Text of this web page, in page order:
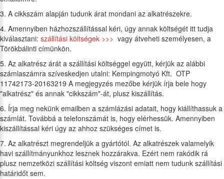
3. A cikkszám alapján tudunk árat mondani az alkatrészekre.
4. Amennyiben házhozszállítással kéri, úgy annak költségét itt tudja
kiválasztani: szállítási költségek >>> vagy átveheti személyesen, a
Törökbálinti címünkön.
5. Az alkatrész árát a szállítási költséggel együtt, kérjük az alábbi
számlaszámra szíveskedjen utalni: Kempingmotyó Kft. OTP
11742173-20163219 A megjegyzés mezőbe kérjük írja bele hogy
"alkatrész" és annak "cikkszám"-át, plusz kiszállítás.
6. Írja meg nekünk emailben a számlázási adatait, hogy kiállíthassuk a
számlát. Továbbá a telefonszámát is, hogy elérhessük. Amennyiben
kiszállítással kéri úgy az ahhoz szükséges címet is.
7. Az alkatrészt megrendeljük a gyártótól. Az alkatrészek valamelyik
havi szállítmányunkhoz lesznek hozzárakva. Ezért nem rakódik rá
plusz nemzetközi szállítási költség viszont emiatt nem tudunk szállítási
határidőt sem.